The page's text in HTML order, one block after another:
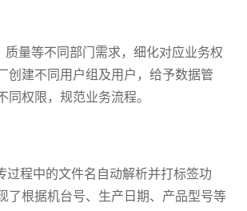
质量等不同部门需求，细化对应业务权
创建不同用户组及用户，给予数据管
同权限，规范业务流程。
过程中的文件名自动解析并打标签功
了根据机台号、生产日期、产品型号等